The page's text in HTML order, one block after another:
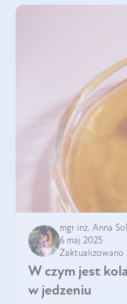
mgr inż. Anna
6 maj 2025
Zaktualizowano
W czym jest
w jedzeniu